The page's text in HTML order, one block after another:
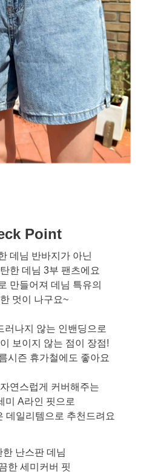
Point
데님 반바지가 아닌
한 데님 3부 팬츠에요
만들어져 데님 특유의
멋이 나구요~
러나지 않는 인밴딩으로
보이지 않는 점이 장점!
시즌 휴가철에도 좋아요
연스럽게 커버해주는
미 A라인 핏으로
데일리템으로 추천드려요
한 난스판 데님
한 세미커버 핏